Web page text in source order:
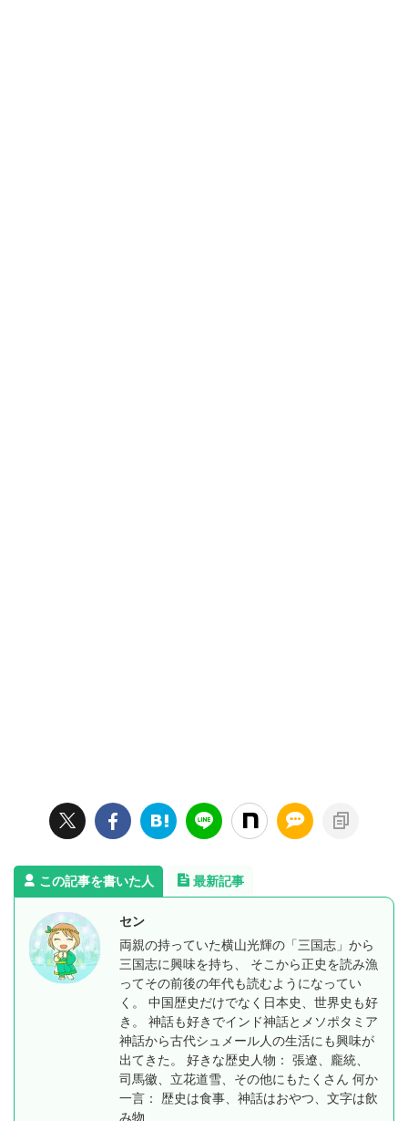
この記事を書いた人 最新記事
セン
両親の持っていた横山光輝の「三国志」から
三国志に興味を持ち、 そこから正史を読み漁
ってその前後の年代も読むようになってい
く。 中国歴史だけでなく日本史、世界史も好
き。 神話も好きでインド神話とメソポタミア
神話から古代シュメール人の生活にも興味が
出てきた。 好きな歴史人物： 張遼、龐統、
司馬徽、立花道雪、その他にもたくさん 何か
一言： 歴史は食事、神話はおやつ、文字は飲
み物